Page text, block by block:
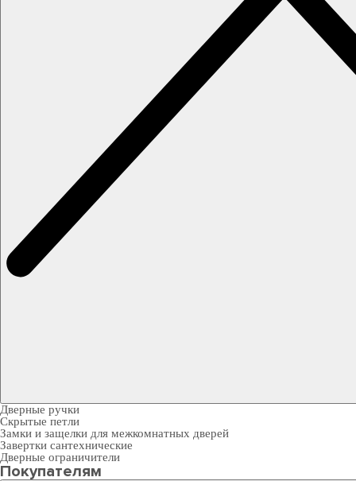
Дверные ручки
Скрытые петли
Замки и защелки для межкомнатных дверей
Завертки сантехнические
Дверные ограничители
Покупателям